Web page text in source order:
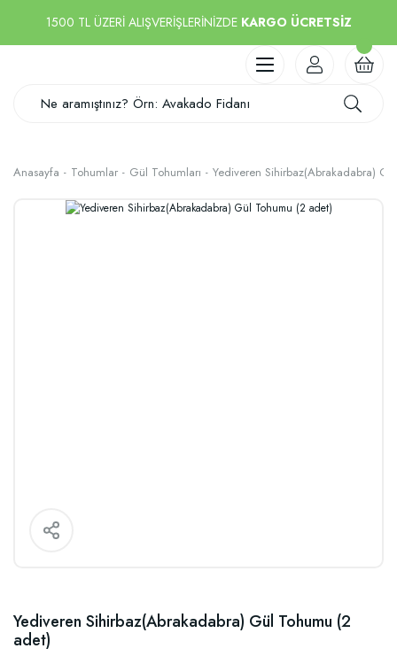
1500 TL ÜZERİ ALIŞVERİŞLERİNİZDE KARGO ÜCRETSİZ
Anasayfa Tohumlar Gül Tohumları Yediveren Sihirbaz(Abrakadabra)
Yediveren Sihirbaz(Abrakadabra) Gül Tohumu (2
adet)